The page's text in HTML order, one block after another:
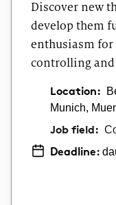
Discover new
develop them
enthusiasm
controlling
Location:
Munich,
Job field:
Deadline: